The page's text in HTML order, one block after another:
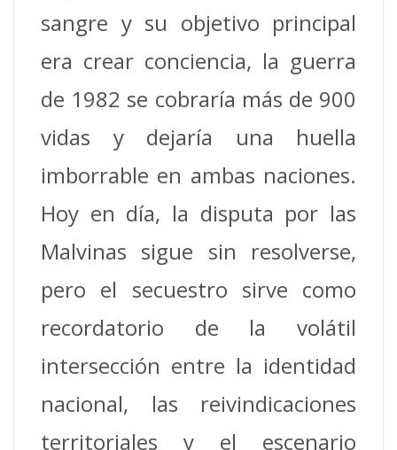
sangre y su objetivo principal
era crear conciencia, la guerra
de 1982 se cobraría más de 900
vidas y dejaría una huella
imborrable en ambas naciones.
Hoy en día, la disputa por las
Malvinas sigue sin resolverse,
pero el secuestro sirve como
recordatorio de la volátil
intersección entre la identidad
nacional, las reivindicaciones
territoriales y el escenario